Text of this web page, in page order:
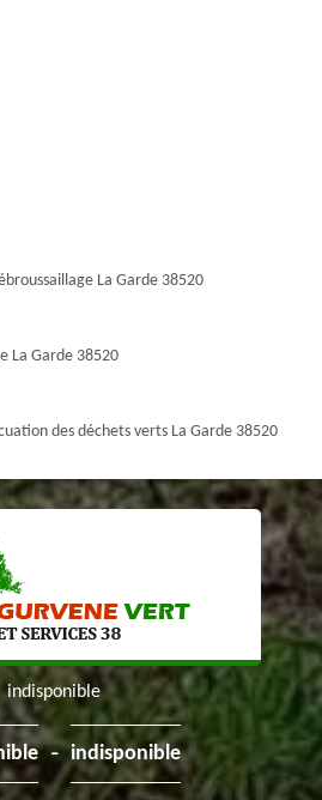
La Garde 38520
La Garde 38520
des déchets verts La Garde 38520
indisponible
- indisponible